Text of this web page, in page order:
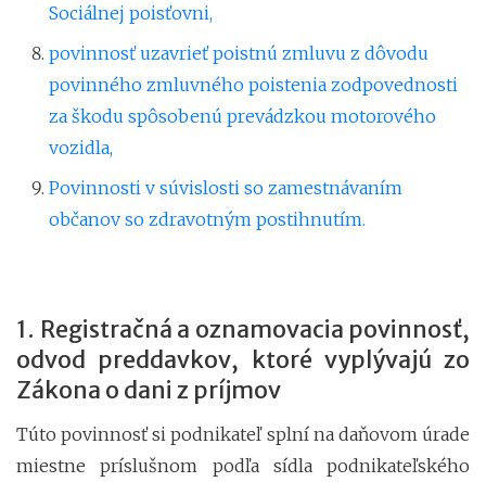
Sociálnej poisťovni,
povinnosť uzavrieť poistnú zmluvu z dôvodu
povinného zmluvného poistenia zodpovednosti
za škodu spôsobenú prevádzkou motorového
vozidla,
Povinnosti v súvislosti so zamestnávaním
občanov so zdravotným postihnutím.
1. Registračná a oznamovacia povinnosť,
odvod preddavkov, ktoré vyplývajú zo
Zákona o dani z príjmov
Túto povinnosť si podnikateľ splní na daňovom úrade
miestne príslušnom podľa sídla podnikateľského